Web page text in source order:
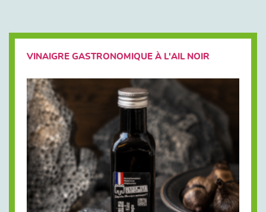
VINAIGRE GASTRONOMIQUE À L'AIL NOIR